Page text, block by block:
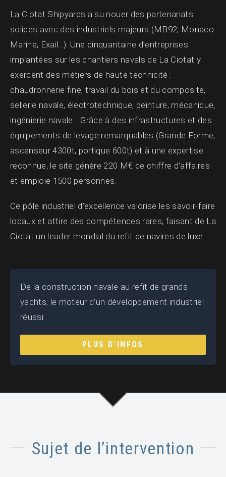
La Ciotat Shipyards a su nouer des partenariats
solides avec des industriels majeurs (MB92, Monaco
Marine, Exail…). Une cinquantaine d’entreprises
implantées sur les chantiers navals de La Ciotat y
exercent des métiers de haute technicité :
chaudronnerie fine, travail du bois et du composite,
sellerie navale, électrotechnique, peinture, mécanique,
ingénierie navale… Grâce à des infrastructures et des
équipements de levage remarquables (Grande Forme,
ascenseur 4300t, portique 600t) et à une expertise
reconnue, le site génère 220 M€ de chiffre d’affaires
et emploie 1500 personnes.
Ce pôle industriel d’excellence valorise les savoir-faire
locaux et attire des compétences rares, faisant de La
Ciotat un leader mondial du refit de navires de luxe.
De la construction navale au refit de grands
yachts, le moteur d’un développement industriel
réussi.
PLUS D’INFOS
Sujet de l’intervention